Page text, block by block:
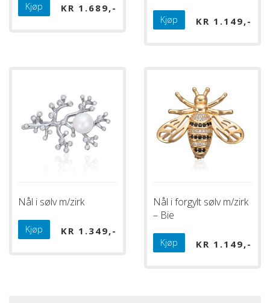
KR 1.689
Kjøp
KR 1.149
Kjøp
Nål i sølv m/zirk
KR 1.349
Kjøp
Nål i forgylt sølv m/zirk
– Bie
KR 1.149
Kjøp